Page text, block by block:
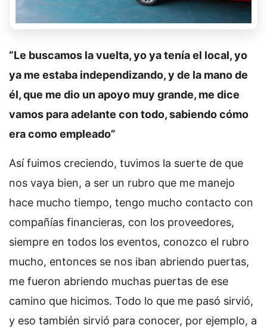
“Le buscamos la vuelta, yo ya tenía el local, yo
ya me estaba independizando, y de la mano de
él, que me dio un apoyo muy grande, me dice
vamos para adelante con todo, sabiendo cómo
era como empleado”
Así fuimos creciendo, tuvimos la suerte de que
nos vaya bien, a ser un rubro que me manejo
hace mucho tiempo, tengo mucho contacto con
compañías financieras, con los proveedores,
siempre en todos los eventos, conozco el rubro
mucho, entonces se nos iban abriendo puertas,
me fueron abriendo muchas puertas de ese
camino que hicimos. Todo lo que me pasó sirvió,
y eso también sirvió para conocer, por ejemplo, a